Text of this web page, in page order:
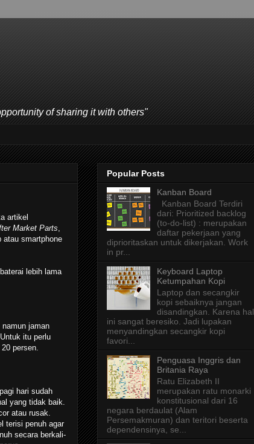
of sharing it with others"
artikel
Market Parts
atau smartphone
lebih lama
jaman
itu perlu
persen.
hari sudah
yang tidak baik.
atau rusak.
terisi penuh agar
secara berkali-
Popular Posts
Kanban Board
Kanban Board Terdiri
dari: Prioritized backlog
(to-do-list) : merupakan
daftar pekerjaan yang
diprioritaskan untuk dikerjakan. Work
in pr...
Keyboard Laptop
Ketumpahan Kopi
Laptop dan secangkir
kopi sebaiknya jangan
disandingkan. Karena hal
ini sangat beresiko. Jadi lupakan
menyandingkan secangkir kopi
favori...
Penguasa Inggris dan
Britania Raya
Ratu Elizabeth II
merupakan ratu monarki
konstitusional dari 16
negara berdaulat (Alam
Persemakmuran) dan teritori beserta
dependensinya, se...